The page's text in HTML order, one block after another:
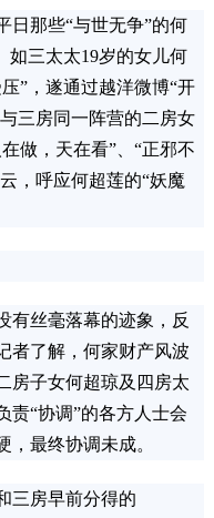
日那些“与世无争”的何
如三太太19岁的女儿何
”，遂通过越洋微博“开
三房同一阵营的二房女
做，天在看”、“正邪不
，呼应何超莲的“妖魔
有丝毫落幕的迹象，反
者了解，何家财产风波
房子女何超琼及四房太
责“协调”的各方人士会
最终协调未成。
三房早前分得的